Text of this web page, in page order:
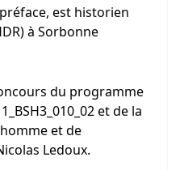
est historien
à Sorbonne
du programme
et de la
et de
Ledoux.